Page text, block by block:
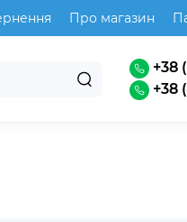
Про магазин
+38
+38